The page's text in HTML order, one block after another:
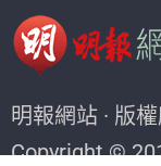
明報網站 · 版
Copyright ©